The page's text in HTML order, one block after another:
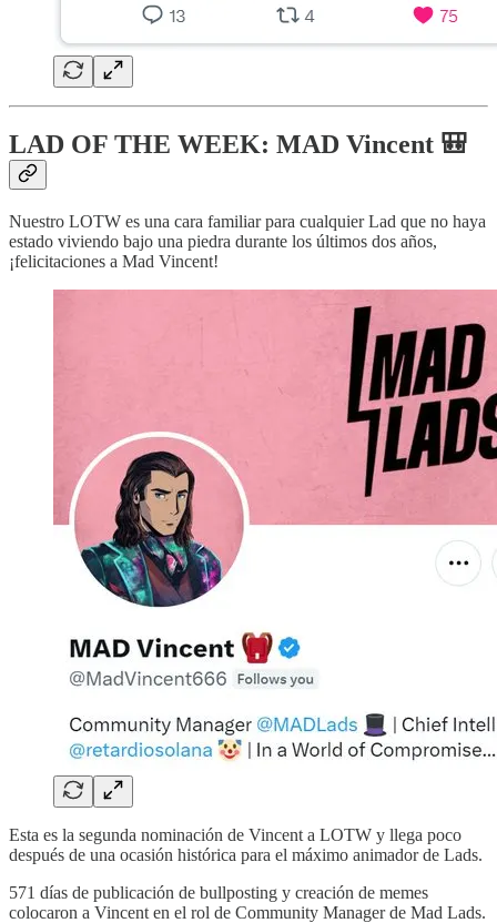
LAD OF THE WEEK: MAD Vincent 🎒
Nuestro LOTW es una cara familiar para cualquier Lad que no haya
estado viviendo bajo una piedra durante los últimos dos años,
¡felicitaciones a Mad Vincent!
Esta es la segunda nominación de Vincent a LOTW y llega poco
después de una ocasión histórica para el máximo animador de Lads.
571 días de publicación de bullposting y creación de memes
colocaron a Vincent en el rol de Community Manager de Mad Lads.